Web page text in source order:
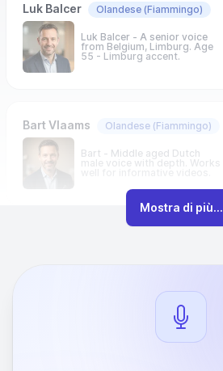
Luk Balcer Olandese (Fiammingo)
Luk Balcer - A senior voice
from Belgium, Limburg. Age
55 - Limburg accent.
Bart Vlaams Olandese (Fiammingo)
Bart - Middle aged Dutch
male voice with depth. Works
Mostra di più...